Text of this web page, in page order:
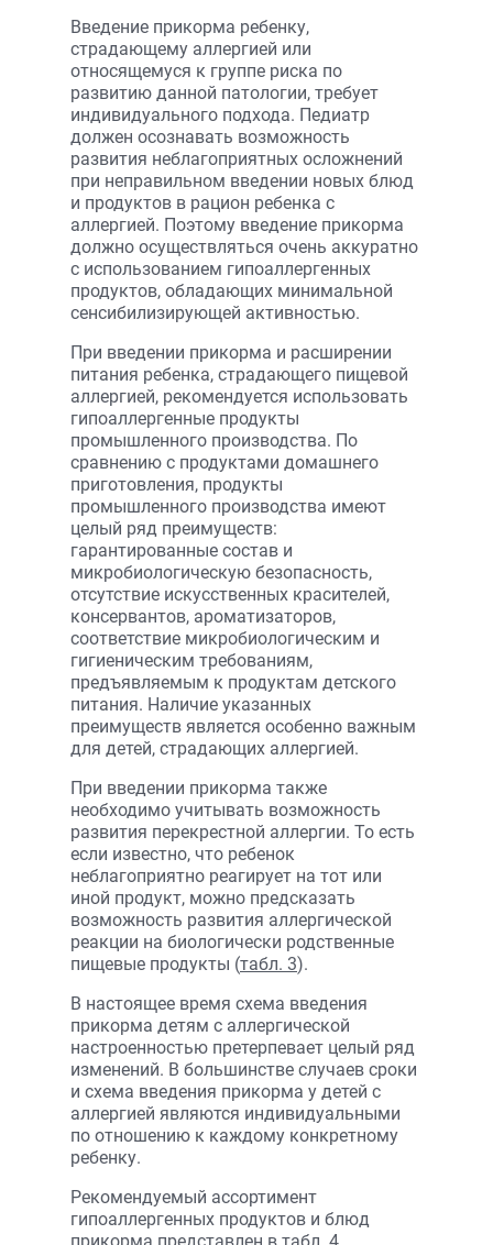
Введение прикорма ребенку,
страдающему аллергией или
относящемуся к группе риска по
развитию данной патологии, требует
индивидуального подхода. Педиатр
должен осознавать возможность
развития неблагоприятных осложнений
при неправильном введении новых блюд
и продуктов в рацион ребенка с
аллергией. Поэтому введение прикорма
должно осуществляться очень аккуратно
с использованием гипоаллергенных
продуктов, обладающих минимальной
сенсибилизирующей активностью.
При введении прикорма и расширении
питания ребенка, страдающего пищевой
аллергией, рекомендуется использовать
гипоаллергенные продукты
промышленного производства. По
сравнению с продуктами домашнего
приготовления, продукты
промышленного производства имеют
целый ряд преимуществ:
гарантированные состав и
микробиологическую безопасность,
отсутствие искусственных красителей,
консервантов, ароматизаторов,
соответствие микробиологическим и
гигиеническим требованиям,
предъявляемым к продуктам детского
питания. Наличие указанных
преимуществ является особенно важным
для детей, страдающих аллергией.
При введении прикорма также
необходимо учитывать возможность
развития перекрестной аллергии. То есть
если известно, что ребенок
неблагоприятно реагирует на тот или
иной продукт, можно предсказать
возможность развития аллергической
реакции на биологически родственные
пищевые продукты (табл. 3).
В настоящее время схема введения
прикорма детям с аллергической
настроенностью претерпевает целый ряд
изменений. В большинстве случаев сроки
и схема введения прикорма у детей с
аллергией являются индивидуальными
по отношению к каждому конкретному
ребенку.
Рекомендуемый ассортимент
гипоаллергенных продуктов и блюд